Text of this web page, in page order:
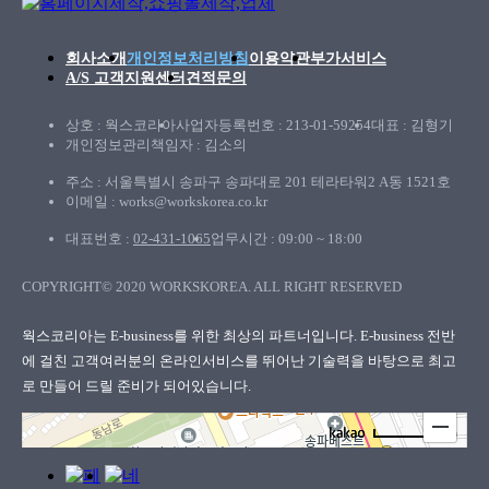
회사소개 개인정보처리방침 이용약관부가서비스
A/S 고객지원센터 견적문의
상호 : 웍스코리아사업자등록번호 : 213-01-59254대표 : 김형기
개인정보관리책임자 : 김소의
주소 : 서울특별시 송파구 송파대로 201 테라타워2 A동 1521호
이메일 : works@workskorea.co.kr
대표번호 : 02-431-1065업무시간 : 09:00 ~ 18:00
COPYRIGHT© 2020 WORKSKOREA. ALL RIGHT RESERVED
웍스코리아는 E-business를 위한 최상의 파트너입니다. E-business 전반
에 걸친 고객여러분의 온라인서비스를 뛰어난 기술력을 바탕으로 최고
로 만들어 드릴 준비가 되어있습니다.
웍스코리아